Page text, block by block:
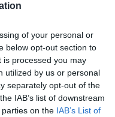
of your personal or
below opt-out section to
processed you may
utilized by us or personal
separately opt-out of the
IAB’s list of downstream
on the IAB’s List of